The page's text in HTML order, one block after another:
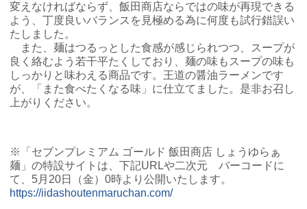
変えなければならず、飯田商店ならではの味が再現できる
よう、丁度良いバランスを見極める為に何度も試行錯誤い
たしました。
また、麺はつるっとした食感が感じられつつ、スープが
良く絡むよう若干平たくしており、麺の味もスープの味も
しっかりと味わえる商品です。王道の醤油ラーメンです
が、「また食べたくなる味」に仕立てました。是非お召し
上がりください。
※「セブンプレミアム ゴールド 飯田商店 しょうゆらぁ
麺」の特設サイトは、下記URLや二次元 バーコードに
て、5月20日（金）0時より公開いたします。
https://iidashoutenmaruchan.com/